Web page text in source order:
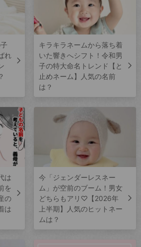
れ
キラキラネームから落ち着
いた響きへシフト！令和男
子の特大命名トレンド【と
止めネーム】人気の名前
は？
は
を
の
は
今「ジェンダーレスネー
ム」が空前のブーム！男女
どちらもアリ♡【2026年
上半期】人気のヒットネー
ムは？